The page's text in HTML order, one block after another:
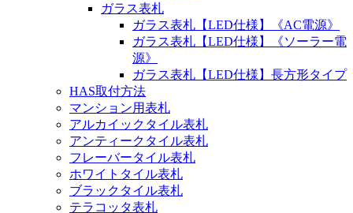
ガラス表札
ガラス表札【LED仕様】《AC電源》
ガラス表札【LED仕様】《ソーラー電
源》
ガラス表札【LED仕様】長方形タイプ
HAS取付方法
マンション用表札
アルカイックタイル表札
アンティークタイル表札
フレーバータイル表札
ホワイトタイル表札
ブラックタイル表札
テラコッタ表札